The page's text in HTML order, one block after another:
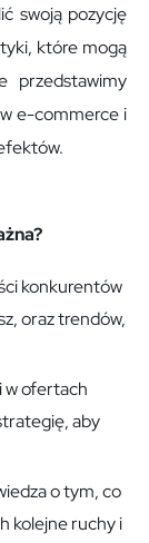
swoją pozycję
które mogą
przedstawimy
e-commerce i
konkurentów
oraz trendów,
w ofertach
aby
o tym, co
kolejne ruchy i